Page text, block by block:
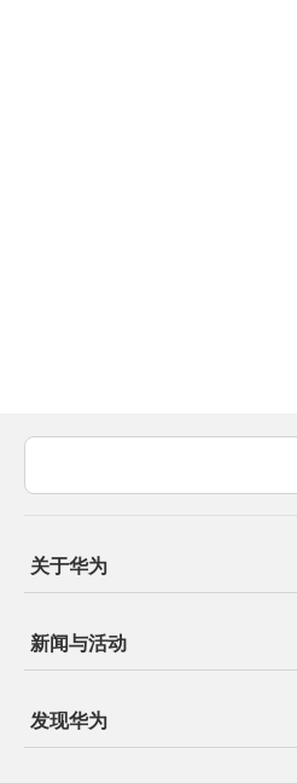
关于华为
新闻与活动
发现华为